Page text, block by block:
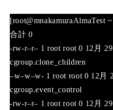
[root@mnakamuraAlmaTest
合計 0
-rw-r–r– 1 root root 0 12月 29
cgroup.clone_children
–w–w–w- 1 root root 0 12月
cgroup.event_control
-rw-r–r– 1 root root 0 12月